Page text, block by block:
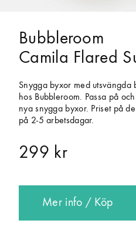
Bubbleroom
Camila Flared
Snygga byxor med utsvängda
hos Bubbleroom. Passa på
nya snygga byxor. Priset på
på 2-5 arbetsdagar.
299 kr
Mer info / Köp